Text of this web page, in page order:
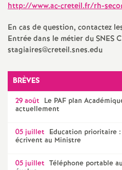
http://www.ac-creteil.fr/rh-
En cas de question, contactez
Entrée dans le métier duSNES
stagiaires@creteil.snes.edu
BRÈVES
29 août Le PAF plan
actuellement
05 juillet Education prioritaire
écrivent au Ministre
05 juillet Téléphone portable